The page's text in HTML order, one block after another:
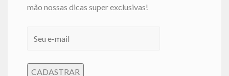
mão nossas dicas super exclusivas!